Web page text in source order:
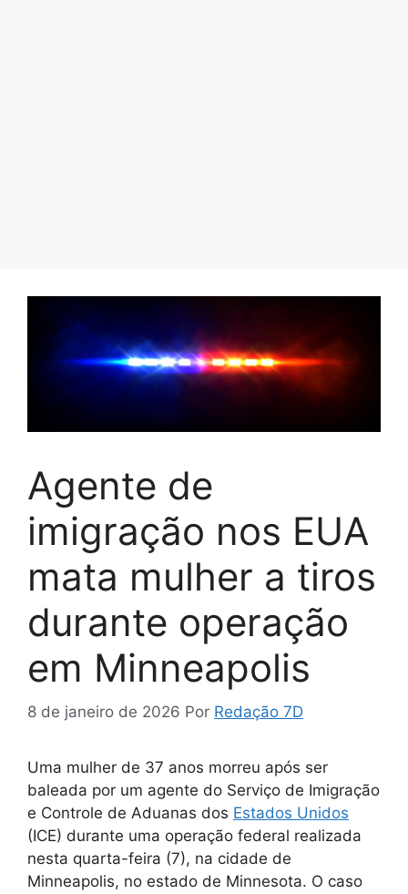
Agente de
imigração nos EUA
mata mulher a tiros
durante operação
em Minneapolis
8 de janeiro de 2026 Por Redação 7D
Uma mulher de 37 anos morreu após ser
baleada por um agente do Serviço de Imigração
e Controle de Aduanas dos Estados Unidos
(ICE) durante uma operação federal realizada
nesta quarta-feira (7), na cidade de
Minneapolis, no estado de Minnesota. O caso